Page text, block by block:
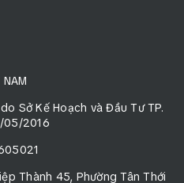
Sở Kế Hoạch và Đầu Tư TP.
05/2016
Thành 45, Phường Tân Thới